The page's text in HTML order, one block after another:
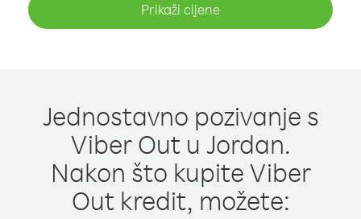
Prikaži cijene
Jednostavno pozivanje s
Viber Out u Jordan.
Nakon što kupite Viber
Out kredit, možete: